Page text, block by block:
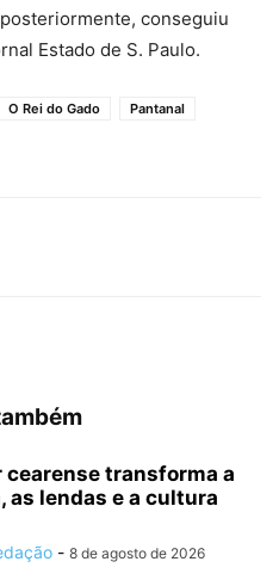
conseguiu
Estado de S. Paulo.
O Rei do Gado
Pantanal
cearense transforma a
as lendas e a cultura
- 8 de agosto de 2026